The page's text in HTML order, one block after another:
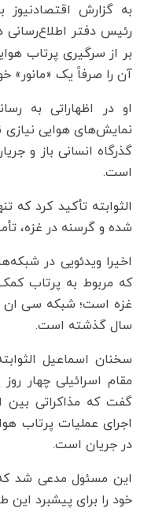
به گزارش اقتصادنیوز
رئیس دفتر اطلاع‌رسانی
بر از سرگیری پرتاب
آن را صرفاً یک «مانور»
او در اظهاراتی به
نمایش‌های هوایی نیازی
گذرگاه انسانی باز و
است.
الثوابته تأکید کرد که
شده و گرسنه در غزه،
اخیرا ویدئویی در
که مربوط به پرتاب
غزه است؛ شبکه سی ان
سال گذشته است.
سخنان اسماعیل
مقام اسرائیلی چهار
گفت که مذاکراتی بین
اجرای عملیات پرتاب
در جریان است.
این مسئول مدعی شد
خود را برای پیشبرد